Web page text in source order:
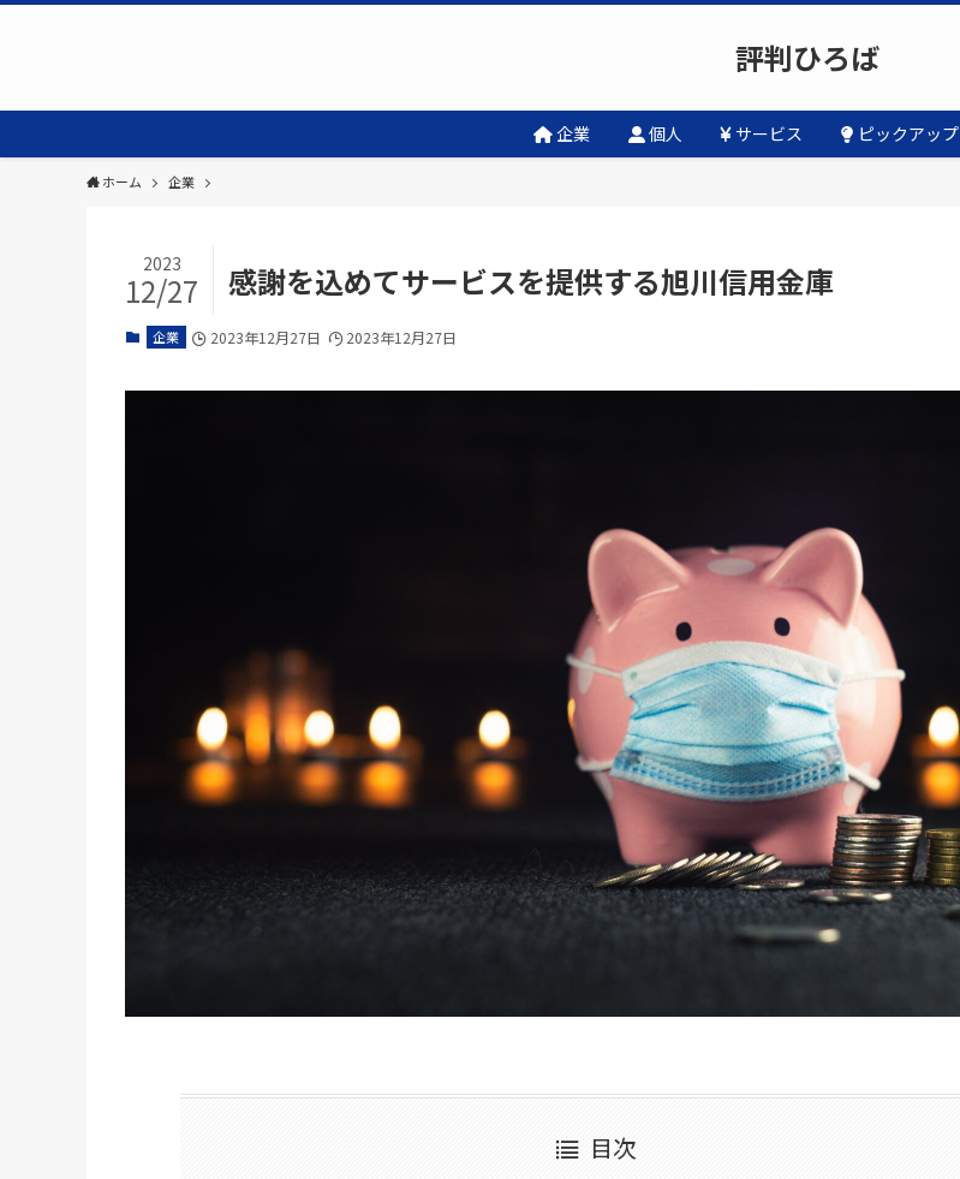
評判ひろば
企業 個人 サービス ピックアップ
ホーム 企業
感謝を込めてサービスを提供する旭川信用金庫
2023
12/27
企業 2023年12月27日 2023年12月27日
目次